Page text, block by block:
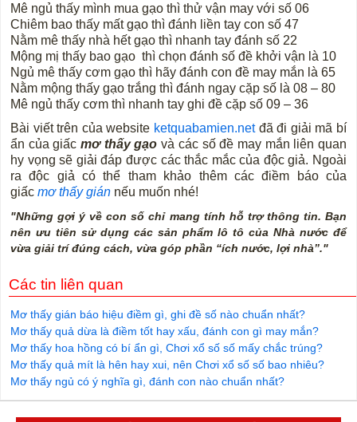
Mê ngủ thấy mình mua gạo thì thử vận may với số 06
Chiêm bao thấy mất gạo thì đánh liền tay con số 47
Nằm mê thấy nhà hết gạo thì nhanh tay đánh số 22
Mộng mị thấy bao gạo thì chọn đánh số đề khởi vận là 10
Ngủ mê thấy cơm gạo thì hãy đánh con đề may mắn là 65
Nằm mộng thấy gạo trắng thì đánh ngay cặp số là 08 – 80
Mê ngủ thấy cơm thì nhanh tay ghi đề cặp số 09 – 36
Bài viết trên của website ketquabamien.netđã đi giải mã bí
ẩn của giấcmơ thấy gạovà các số đề may mắn liên quan
hy vọng sẽ giải đáp được các thắc mắc của độc giả. Ngoài
ra độc giả có thể tham khảo thêm các điềm báo của
giấc mơ thấy gián nếu muốn nhé!
"Những gợi ý về con số chỉ mang tính hỗ trợ thông tin. Bạn
nên ưu tiên sử dụng các sản phẩm lô tô của Nhà nước để
vừa giải trí đúng cách, vừa góp phần “ích nước, lợi nhà”."
Các tin liên quan
Mơ thấy gián báo hiệu điềm gì, ghi đề số nào chuẩn nhất?
Mơ thấy quả dừa là điềm tốt hay xấu, đánh con gì may mắn?
Mơ thấy hoa hồng có bí ẩn gì, Chơi xổ số số mấy chắc trúng?
Mơ thấy quả mít là hên hay xui, nên Chơi xổ số số bao nhiêu?
Mơ thấy ngủ có ý nghĩa gì, đánh con nào chuẩn nhất?